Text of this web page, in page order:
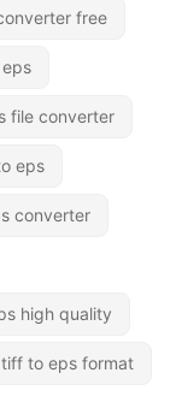
free
file converter
eps
converter
high quality
to eps format